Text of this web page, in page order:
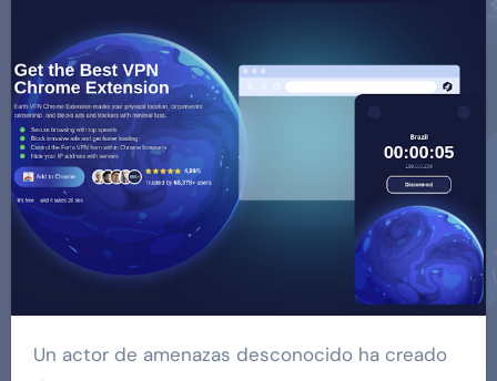
Un actor de amenazas desconocido ha creado